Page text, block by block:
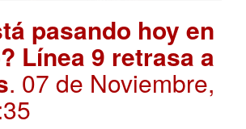
pasando hoy en
Línea 9 retrasa a
. 07 de Noviembre,